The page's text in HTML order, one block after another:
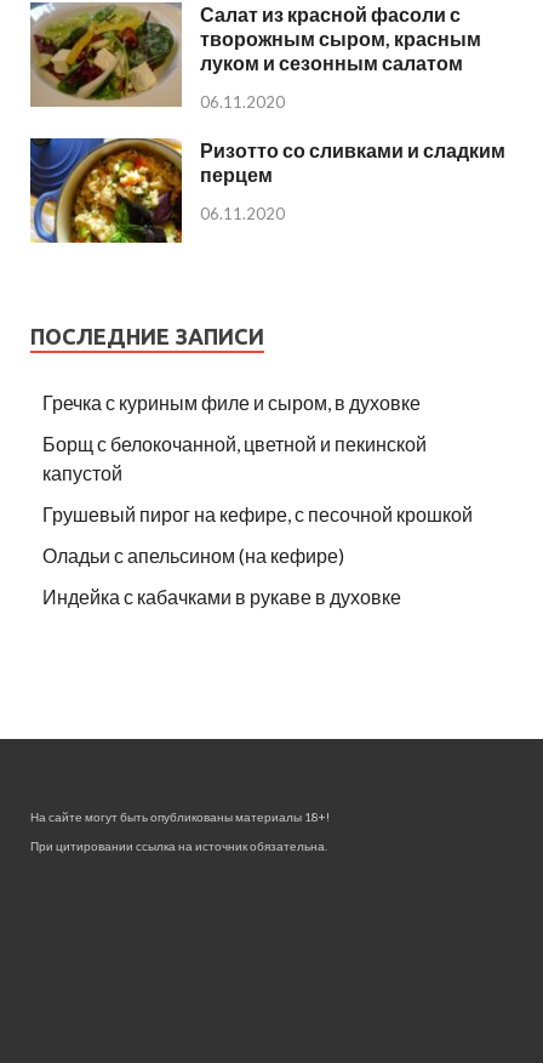
Салат из красной фасоли с
творожным сыром, красным
луком и сезонным салатом
06.11.2020
Ризотто со сливками и сладким
перцем
06.11.2020
ПОСЛЕДНИЕ ЗАПИСИ
Гречка с куриным филе и сыром, в духовке
Борщ с белокочанной, цветной и пекинской
капустой
Грушевый пирог на кефире, с песочной крошкой
Оладьи с апельсином (на кефире)
Индейка с кабачками в рукаве в духовке
На сайте могут быть опубликованы материалы 18+!
При цитировании ссылка на источник обязательна.